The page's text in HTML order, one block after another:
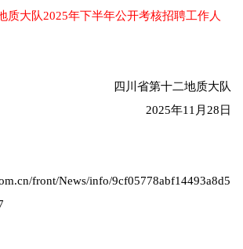
质大队2025年下半年公开考核招聘工作人
四川省第十二地质大队
2025年11月28日
front/News/info/9cf05778abf14493a8d5